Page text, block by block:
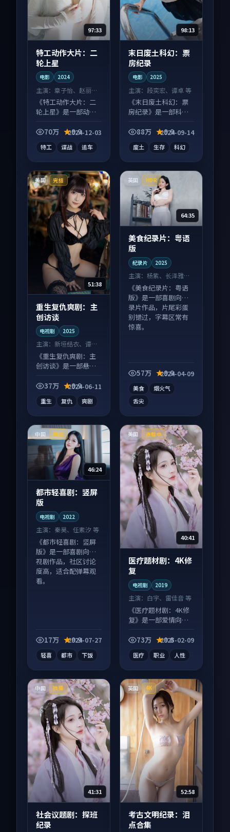
97:33
特工动作大片：二
轮上星
电影 2024
主演： 章子怡、赵丽颖
等
《特工动作大片：二
轮上星》是一部动作
屏端观看，细节更丰
70万 9.9
2024-12-03
特工 谍战 追车
98:13
末日废土科幻：票
房纪录
电影 2025
主演：段奕宏、谭卓 等
《末日废土科幻：票
房纪录》是一部科幻
续发酵，适合周末一
88万 9.9
2024-09-14
废土 生存 科幻
美国 完结
51:38
重生复仇爽剧：主
创访谈
电视剧 2025
主演： 新垣结衣、谭卓
等
《重生复仇爽剧：主
创访谈》是一部悬疑
持续发酵，适合周末
37万 9.9
2024-06-11
重生 复仇 爽剧
英国 HDR
64:35
美食纪录片：粤语
版
纪录片 2025
主演：杨紫、长泽雅美
等
《美食纪录片：粤语
版》是一部喜剧向纪
录片作品，片尾彩蛋
别错过，字幕区常有
惊喜。
57万 9.9
2024-04-09
美食
烟火气
舌尖
中国 院线
46:24
都市轻喜剧：竖屏
版
电视剧 2022
主演： 秦昊、任素汐 等
《都市轻喜剧：竖屏
版》是一部喜剧向电
视剧作品，社区讨论
度高，适合配弹幕观
看。
17万 9.9
2024-07-27
轻喜 都市 下饭
美国 连载中
40:41
医疗题材剧：4K修
复
电视剧 2019
主演： 白宇、雷佳音 等
《医疗题材剧：4K修
复》是一部爱情向电
发酵，适合周末一口
73万 9.8
2025-02-09
医疗 职业 人性
中国 独播
41:31
社会议题剧：探班
纪录
英国 4K
52:58
考古文明纪录：泪
点合集